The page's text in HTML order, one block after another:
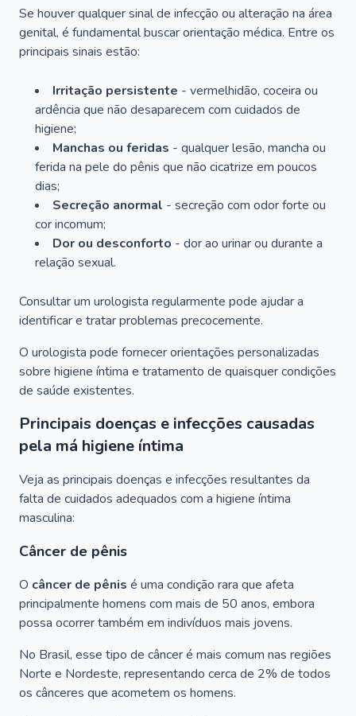
Se houver qualquer sinal de infecção ou alteração na área
genital, é fundamental buscar orientação médica. Entre os
principais sinais estão:
Irritação persistente - vermelhidão, coceira ou
ardência que não desaparecem com cuidados de
higiene;
Manchas ou feridas - qualquer lesão, mancha ou
ferida na pele do pênis que não cicatrize em poucos
dias;
Secreção anormal - secreção com odor forte ou
cor incomum;
Dor ou desconforto - dor ao urinar ou durante a
relação sexual.
Consultar um urologista regularmente pode ajudar a
identificar e tratar problemas precocemente.
O urologista pode fornecer orientações personalizadas
sobre higiene íntima e tratamento de quaisquer condições
de saúde existentes.
Principais doenças e infecções causadas
pela má higiene íntima
Veja as principais doenças e infecções resultantes da
falta de cuidados adequados com a higiene íntima
masculina:
Câncer de pênis
O câncer de pênis é uma condição rara que afeta
principalmente homens com mais de 50 anos, embora
possa ocorrer também em indivíduos mais jovens.
No Brasil, esse tipo de câncer é mais comum nas regiões
Norte e Nordeste, representando cerca de 2% de todos
os cânceres que acometem os homens.